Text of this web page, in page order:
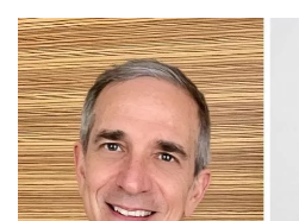
Bien à vous,
La Rédaction de Droit-inc.com